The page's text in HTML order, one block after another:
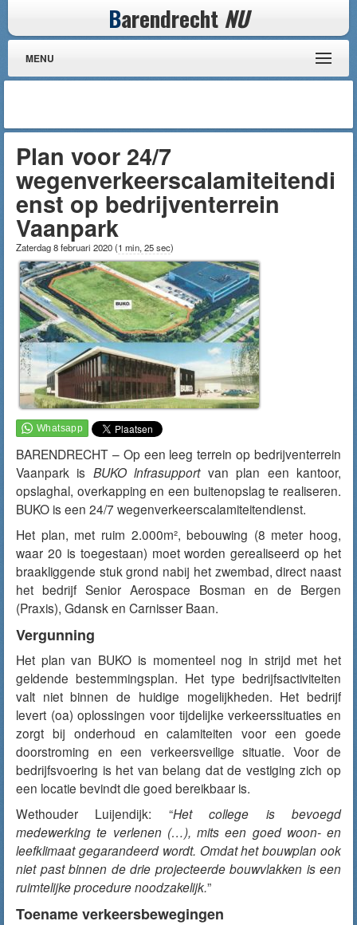
Barendrecht NU
MENU
Plan voor 24/7
wegenverkeerscalamiteitendi
enst op bedrijventerrein
Vaanpark
Zaterdag 8 februari 2020(1 min, 25 sec)
BARENDRECHT – Op een leeg terrein op bedrijventerrein
Vaanpark is BUKO lnfrasupportvan plan een kantoor,
opslaghal, overkapping en een buitenopslag te realiseren.
BUKO is een 24/7 wegenverkeerscalamiteitendienst.
Het plan, met ruim 2.000m², bebouwing (8 meter hoog,
waar 20 is toegestaan) moet worden gerealiseerd op het
braakliggende stuk grond nabij het zwembad, direct naast
het bedrijf Senior Aerospace Bosman en de Bergen
(Praxis), Gdansk en Carnisser Baan.
Vergunning
Het plan van BUKO is momenteel nog in strijd met het
geldende bestemmingsplan. Het type bedrijfsactiviteiten
valt niet binnen de huidige mogelijkheden. Het bedrijf
levert (oa) oplossingen voor tijdelijke verkeerssituaties en
zorgt bij onderhoud en calamiteiten voor een goede
doorstroming en een verkeersveilige situatie. Voor de
bedrijfsvoering is het van belang dat de vestiging zich op
een locatie bevindt die goed bereikbaar is.
Wethouder Luijendijk: “Het college is bevoegd
medewerking te verlenen (…), mits een goed woon- en
leefklimaat gegarandeerd wordt. Omdat het bouwplan ook
niet past binnen de drie projecteerde bouwvlakken is een
ruimtelijke procedure noodzakelijk.”
Toename verkeersbewegingen